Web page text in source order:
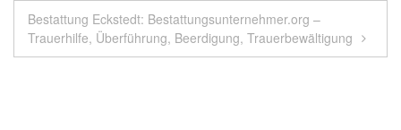
Bestattung Eckstedt: Bestattungsunternehmer.org –
Trauerhilfe, Überführung, Beerdigung, Trauerbewältigung